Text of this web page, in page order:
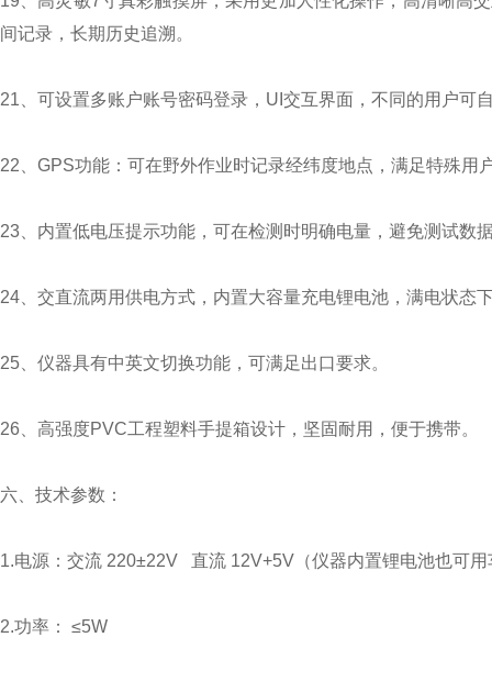
间记录，长期历史追溯。
21、可设置多账户账号密码登录，UI交互界面，不同的用户可
22、GPS功能：可在野外作业时记录经纬度地点，满足特殊用
23、内置低电压提示功能，可在检测时明确电量，避免测试数
24、交直流两用供电方式，内置大容量充电锂电池，满电状态
25、仪器具有中英文切换功能，可满足出口要求。
26、高强度PVC工程塑料手提箱设计，坚固耐用，便于携带。
六、技术参数：
1.电源：交流 220±22V 直流 12V+5V（仪器内置锂电池也可用
2.功率： ≤5W